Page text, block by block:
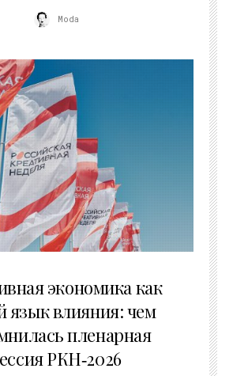
Moda
экономика как
язык влияния: чем
пленарная
РКН‑2026